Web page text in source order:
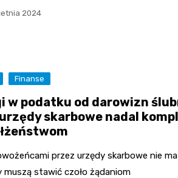
2024
Finanse
w podatku od darowizn
skarbowe nadal
przez urzędy skarbowe nie
muszą stawić czoło żądaniom